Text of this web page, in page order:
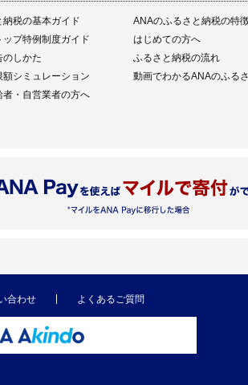
納税の基本ガイド
ANAのふるさと納税の特
ップ特例制度ガイド
はじめての方へ
のしかた
ふるさと納税の流れ
額シミュレーション
動画でわかるANAのふる
者・自営業者の方へ
合わせ よくあるご質問